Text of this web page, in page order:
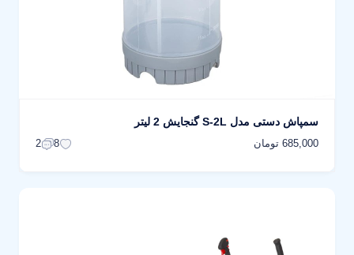
سمپاش دستی مدل S-2L گنجایش 2 لیتر
685,000 تومان 8
2